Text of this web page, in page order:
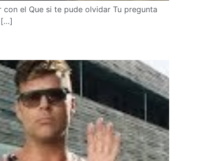
el Que si te pude olvidar Tu pregunta
[…]